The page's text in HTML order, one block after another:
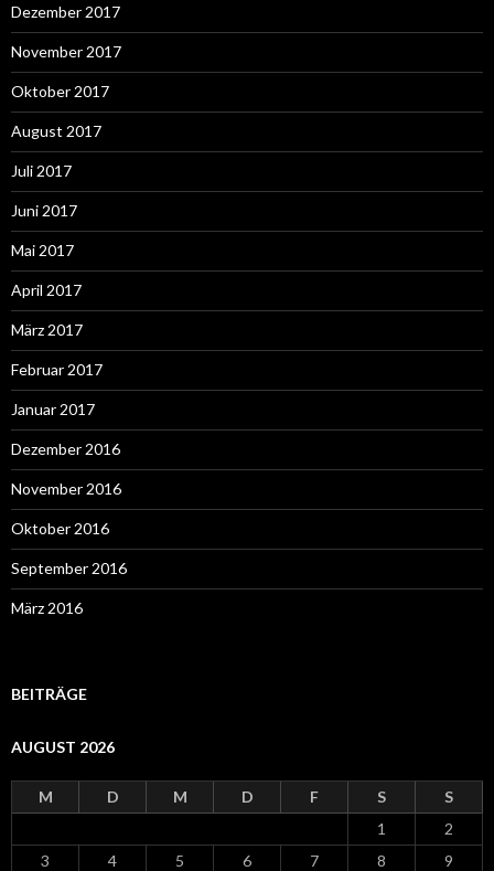
Dezember 2017
November 2017
Oktober 2017
August 2017
Juli 2017
Juni 2017
Mai 2017
April 2017
März 2017
Februar 2017
Januar 2017
Dezember 2016
November 2016
Oktober 2016
September 2016
März 2016
BEITRÄGE
AUGUST 2026
M D M D F S
S
1
2
3
4 5 6 7 8
9